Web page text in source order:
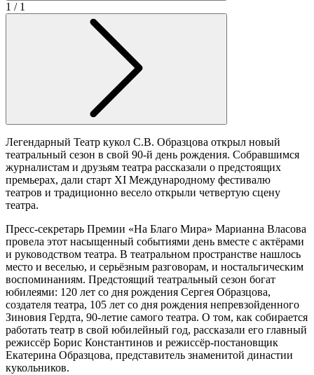
1 / 1
Легендарный Театр кукол С.В. Образцова открыл новый
театральный сезон в свой 90-й день рождения. Собравшимся
журналистам и друзьям театра рассказали о предстоящих
премьерах, дали старт XI Международному фестивалю
театров и традиционно весело открыли четвертую сцену
театра.
Пресс-секретарь Премии «На Благо Мира» Марианна Власова
провела этот насыщенный событиями день вместе с актёрами
и руководством театра. В театральном пространстве нашлось
место и веселью, и серьёзным разговорам, и ностальгическим
воспоминаниям. Предстоящий театральный сезон богат
юбилеями: 120 лет со дня рождения Сергея Образцова,
создателя театра, 105 лет со дня рождения непревзойденного
Зиновия Гердта, 90-летие самого театра. О том, как собирается
работать театр в свой юбилейный год, рассказали его главный
режиссёр Борис Константинов и режиссёр-постановщик
Екатерина Образцова, представитель знаменитой династии
кукольников.